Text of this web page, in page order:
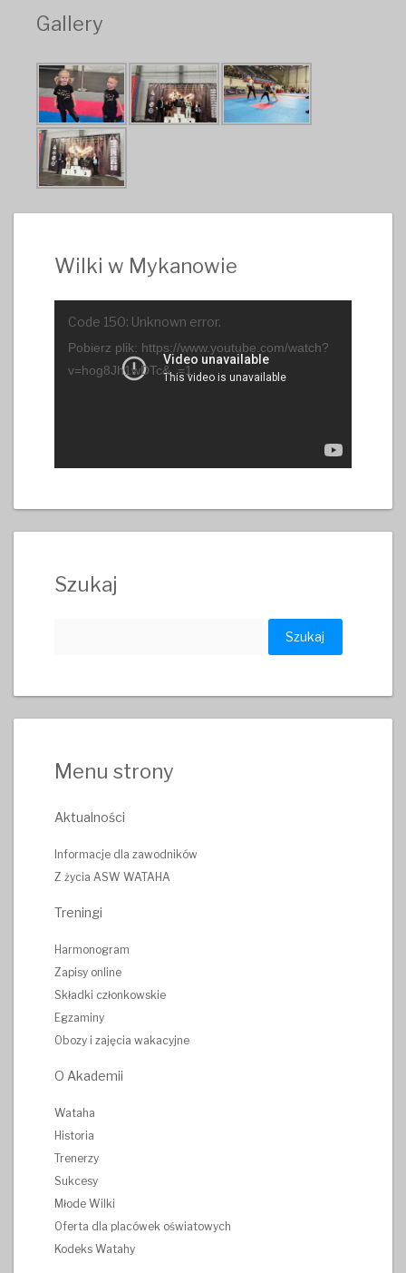
Gallery
Wilki w Mykanowie
Code 150: Unknown error.
Pobierz plik: https://www.youtube.com/watch?
v=hog8Jh1wDTc&_=1
Szukaj
Menu strony
Aktualności
Informacje dla zawodników
Z życia ASW WATAHA
Treningi
Harmonogram
Zapisy online
Składki członkowskie
Egzaminy
Obozy i zajęcia wakacyjne
O Akademii
Wataha
Historia
Trenerzy
Sukcesy
Młode Wilki
Oferta dla placówek oświatowych
Kodeks Watahy